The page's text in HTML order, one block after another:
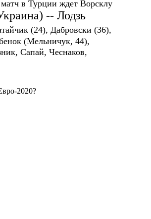
в Турции ждет Ворсклу
-- Лодзь
(24), Дабровски (36),
(Мельничук, 44),
Сапай, Чеснаков,
2020?